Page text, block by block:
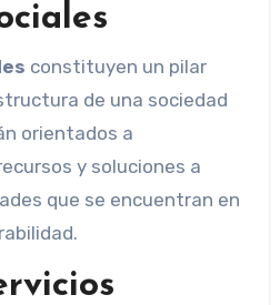
constituyen un pilar
de una sociedad
orientados a
y soluciones a
que se encuentran en